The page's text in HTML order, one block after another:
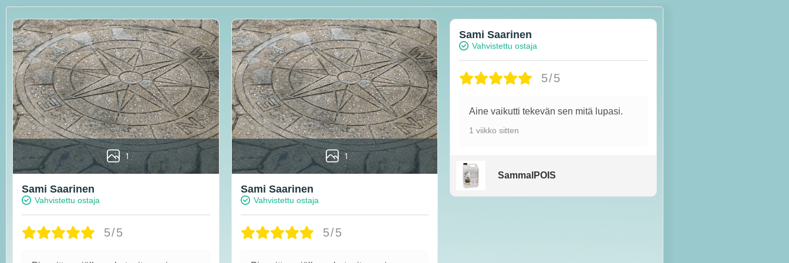
1
Sami Saarinen
Vahvistettu ostaja
5/5
1
Sami Saarinen
Vahvistettu ostaja
5/5
Sami Saarinen
Vahvistettu ostaja
5/5
Aine vaikutti tekevän sen mitä lupasi.
1 viikko sitten
SammalPOIS